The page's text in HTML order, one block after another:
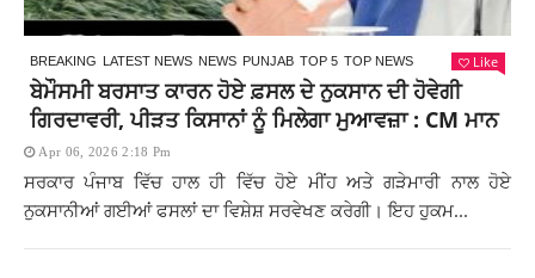
BREAKING LATEST NEWS NEWS PUNJAB TOP 5 TOP NEWS Like
ਬੇਮੌਸਮੀ ਬਰਸਾਤ ਕਾਰਨ ਹੋਏ ਫ਼ਸਲ ਦੇ ਨੁਕਸਾਨ ਦੀ ਹੋਵੇਗੀ
ਗਿਰਦਾਵਰੀ, ਪੀੜਤ ਕਿਸਾਨਾਂ ਨੂੰ ਮਿਲੇਗਾ ਮੁਆਵਜ਼ਾ : CM ਮਾਨ
Apr 06, 2026 2:18 Pm
ਸਰਕਾਰ ਪੰਜਾਬ ਵਿੱਚ ਹਾਲ ਹੀ ਵਿੱਚ ਹੋਏ ਮੀਂਹ ਅਤੇ ਗੜੇਮਾਰੀ ਨਾਲ ਹੋਏ
ਨੁਕਸਾਨੀਆਂ ਗਈਆਂ ਫਸਲਾਂ ਦਾ ਵਿਸ਼ੇਸ਼ ਸਰਵੇਖਣ ਕਰੇਗੀ। ਇਹ ਹੁਕਮ...